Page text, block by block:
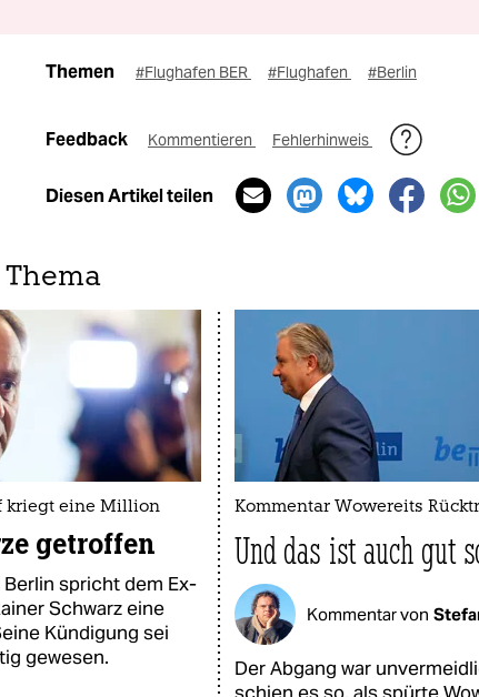
Themen #Flughafen BER #Flughafen #Berlin
Feedback Kommentieren Fehlerhinweis
Diesen Artikel teilen
kriegt eine Million
getroffen
spricht dem Ex-
Schwarz eine
Kündigung sei
gewesen.
Kommentar Wowereits
Und das ist auch gut
Kommentar von
Der Abgang war